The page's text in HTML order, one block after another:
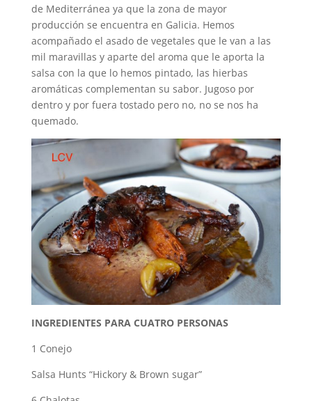
de Mediterránea ya que la zona de mayor
producción se encuentra en Galicia. Hemos
acompañado el asado de vegetales que le van a las
mil maravillas y aparte del aroma que le aporta la
salsa con la que lo hemos pintado, las hierbas
aromáticas complementan su sabor. Jugoso por
dentro y por fuera tostado pero no, no se nos ha
quemado.
INGREDIENTES PARA CUATRO PERSONAS
1 Conejo
Salsa Hunts “Hickory & Brown sugar”